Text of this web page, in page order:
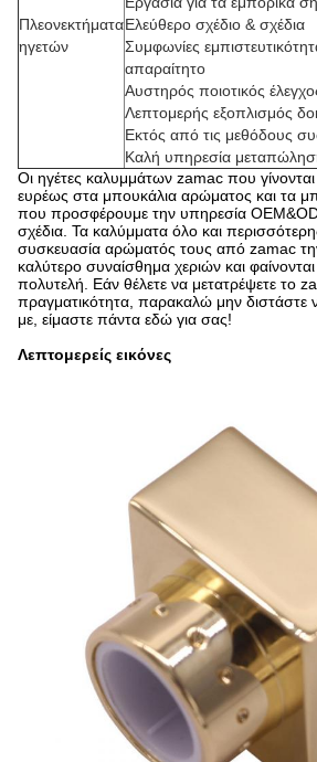
Πλεονεκτήματα
ηγετών
Ελεύθερο σχέδιο & σχέδια
Συμφωνίες
απαραίτητο
Αυστηρός ποιοτικός
Λεπτομερής εξοπλισμός
Εκτός από τις μεθόδους
Καλή υπηρεσία
Οι ηγέτες καλυμμάτων zamac που γίνονται
ευρέως στα μπουκάλια αρώματος και τα
που προσφέρουμε την υπηρεσία
σχέδια. Τα καλύμματα όλο και
συσκευασία αρώματός τους από zamac
καλύτερο συναίσθημα χεριών και
πολυτελή. Εάν θέλετε να μετατρέψετε το
πραγματικότητα, παρακαλώ μην διστάστε
με, είμαστε πάντα εδώ για σας!
Λεπτομερείς εικόνες